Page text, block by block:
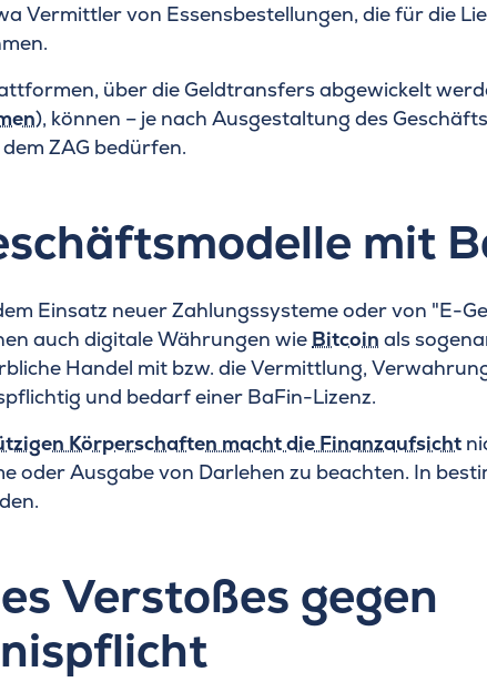
Vermittler von Essensbestellungen, die für die
über die Geldtransfers abgewickelt
), können – je nach Ausgestaltung des
ZAG bedürfen.
mit
Einsatz neuer Zahlungssysteme oder von "E-
auch digitale Währungen wie Bitcoin als
Handel mit bzw. die Vermittlung,
und bedarf einer BaFin-Lizenz.
Körperschaften macht die Finanzaufsicht
oder Ausgabe von Darlehen zu beachten. In
Verstoßes gegen